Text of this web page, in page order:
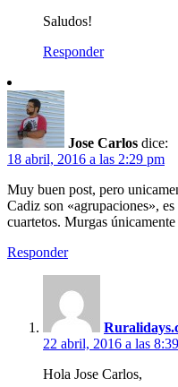
Saludos!
Responder
Jose Carlos dice:
18 abril, 2016 a las 2:29 pm
Muy buen post, pero
Cadiz son «agrupaciones»,
cuartetos. Murgas
Responder
22 abril, 2016 a las
Hola Jose Carlos,